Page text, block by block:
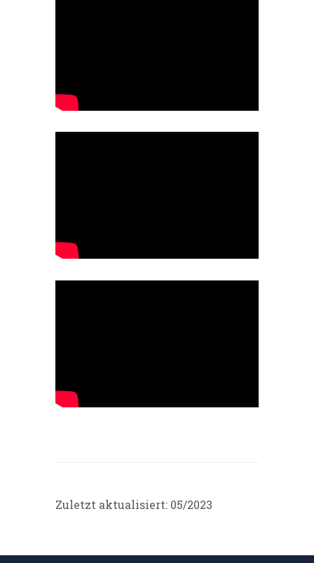
Zuletzt aktualisiert: 05/2023